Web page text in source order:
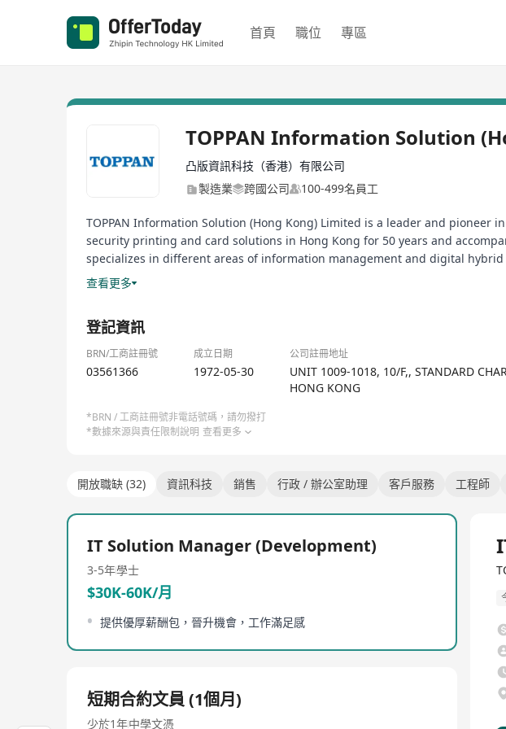
首頁 職位 專區
TOPPAN Information Solution
凸版資訊科技（香港）有限公司
製造業
跨國公司 100-499名員工
TOPPAN Information Solution (Hong Kong) Limited is a leader and
security printing and card solutions in Hong Kong for 50 years and
specializes in different areas of information management and digital
area, the company is working to create new value as a Digital Hybrid
查看更多
登記資訊
BRN/工商註冊號 成立日期 公司註冊地址
03561366 1972-05-30
UNIT 1009-1018, 10/F,, STANDARD
HONG KONG
*BRN / 工商註冊號非電話號碼，請勿撥打
*數據來源與責任限制說明 查看更多
開放職缺 (32) 資訊科技 銷售 行政 / 辦公室助理 客戶服務 工程師
IT Solution Manager (Development)
3-5年學士
$30K-60K/月
提供優厚薪酬包，晉升機會，工作滿足感
短期合約文員 (1個月)
少於1年中學文憑